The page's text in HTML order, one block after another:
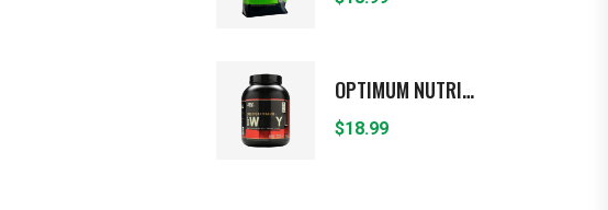
OPTIMUM NUTRITION
$18.99